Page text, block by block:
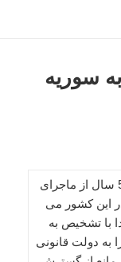
سوریه
به گزارش جهان به نقل از فارس، بیش از 5 سال از ماجرای
این کشور می
با تشخیص به
به دولت قانونی